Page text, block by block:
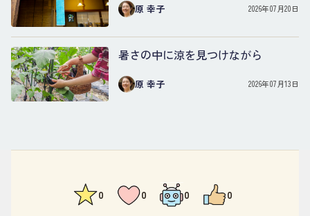
原 幸子 2026年07月20日
暑さの中に涼を見つけながら
原 幸子 2026年07月13日
0 0 0 0